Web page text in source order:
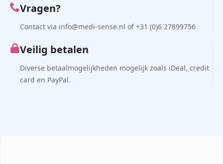
Vragen?
Contact via info@medi-sense.nl of +31 (0)6 27899756
Veilig betalen
Diverse betaalmogelijkheden mogelijk zoals iDeal, credit
card en PayPal.